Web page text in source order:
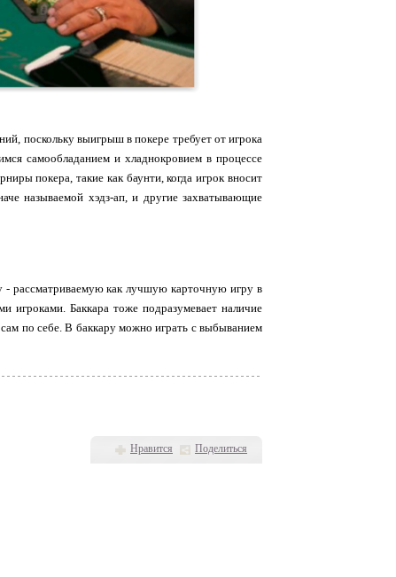
поскольку выигрыш в покере требует от игрока
самообладанием и хладнокровием в процессе
покера, такие как баунти, когда игрок вносит
называемой хэдз-ап, и другие захватывающие
- рассматриваемую как лучшую карточную игру в
игроками. Баккара тоже подразумевает наличие
по себе. В баккару можно играть с выбыванием
Нравится Поделиться